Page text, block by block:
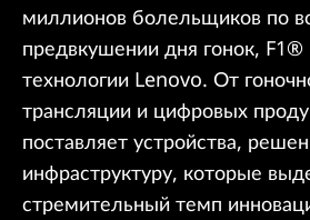
миллионов болельщиков по
предвкушении дня гонок, F1®
технологии Lenovo. От
трансляции и цифровых
поставляет устройства,
инфраструктуру, которые
стремительный темп